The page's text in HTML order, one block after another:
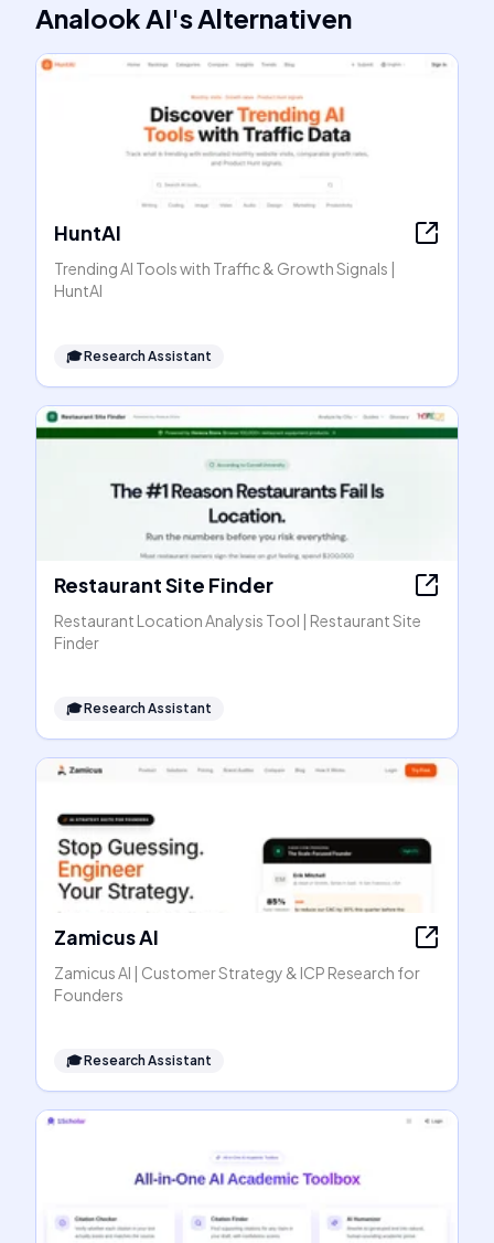
Analook AI'sAlternativen
HuntAI
Trending AI Tools with Traffic & Growth Signals |
HuntAI
🎓Research Assistant
Restaurant Site Finder
Restaurant Location Analysis Tool | Restaurant Site
Finder
🎓Research Assistant
Zamicus AI
Zamicus AI | Customer Strategy & ICP Research for
Founders
🎓Research Assistant